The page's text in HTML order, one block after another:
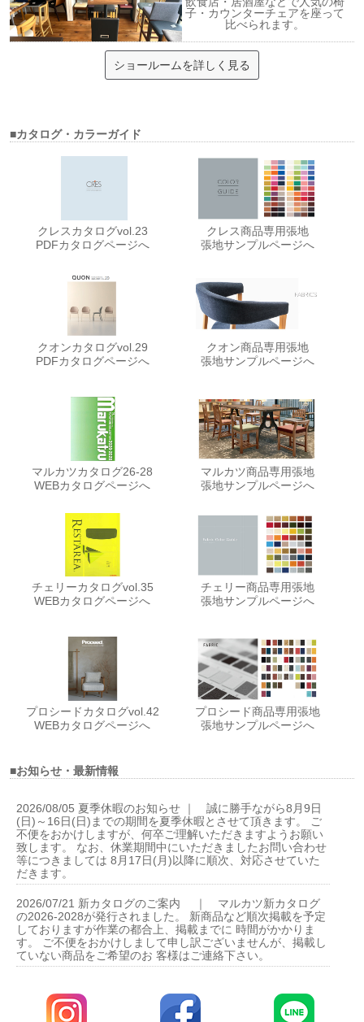
子・カウンターチェアを座って
比べられます。
ショールームを詳しく見る
■カタログ・カラーガイド
クレスカタログvol.23
PDFカタログページへ
クレス商品専用張地
張地サンプルページへ
クオンカタログvol.29
PDFカタログページへ
クオン商品専用張地
張地サンプルページへ
マルカツカタログ26-28
WEBカタログページへ
マルカツ商品専用張地
張地サンプルページへ
チェリーカタログvol.35
WEBカタログページへ
チェリー商品専用張地
張地サンプルページへ
プロシードカタログvol.42
WEBカタログページへ
プロシード商品専用張地
張地サンプルページへ
■お知らせ・最新情報